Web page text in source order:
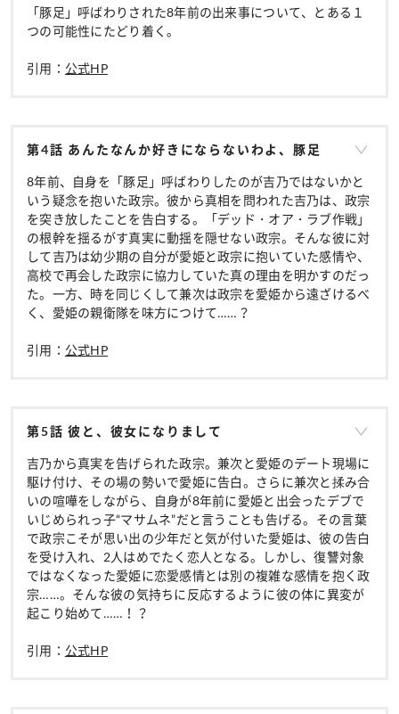
「豚足」呼ばわりされた8年前の出来事について、とある１
つの可能性にたどり着く。
引用： 公式HP
第4話 あんたなんか好きにならないわよ、豚足
8年前、自身を「豚足」呼ばわりしたのが吉乃ではないかと
いう疑念を抱いた政宗。彼から真相を問われた吉乃は、政宗
を突き放したことを告白する。「デッド・オア・ラブ作戦」
の根幹を揺るがす真実に動揺を隠せない政宗。そんな彼に対
して吉乃は幼少期の自分が愛姫と政宗に抱いていた感情や、
高校で再会した政宗に協力していた真の理由を明かすのだっ
た。一方、時を同じくして兼次は政宗を愛姫から遠ざけるべ
く、愛姫の親衛隊を味方につけて……？
引用： 公式HP
第5話 彼と、彼女になりまして
吉乃から真実を告げられた政宗。兼次と愛姫のデート現場に
駆け付け、その場の勢いで愛姫に告白。さらに兼次と揉み合
いの喧嘩をしながら、自身が8年前に愛姫と出会ったデブで
いじめられっ子“マサムネ”だと言うことも告げる。その言葉
で政宗こそが思い出の少年だと気が付いた愛姫は、彼の告白
を受け入れ、2人はめでたく恋人となる。しかし、復讐対象
ではなくなった愛姫に恋愛感情とは別の複雑な感情を抱く政
宗……。そんな彼の気持ちに反応するように彼の体に異変が
起こり始めて……！？
引用： 公式HP